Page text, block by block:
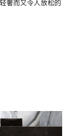
奢而又令人放松的